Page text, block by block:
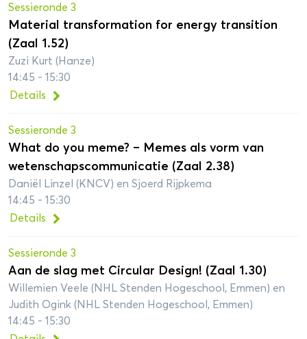
Sessieronde 3
Material transformation for energy transition
(Zaal 1.52)
Zuzi Kurt (Hanze)
14:45 - 15:30
Details
Sessieronde 3
What do you meme? – Memes als vorm van
wetenschapscommunicatie (Zaal 2.38)
Daniël Linzel (KNCV) en Sjoerd Rijpkema
14:45 - 15:30
Details
Sessieronde 3
Aan de slag met Circular Design! (Zaal 1.30)
Willemien Veele (NHL Stenden Hogeschool, Emmen) en
Judith Ogink (NHL Stenden Hogeschool, Emmen)
14:45 - 15:30